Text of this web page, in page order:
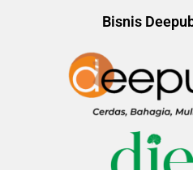
Bisnis